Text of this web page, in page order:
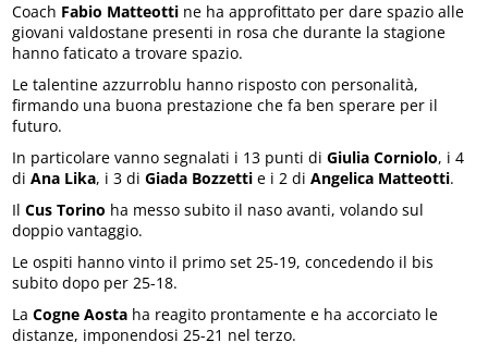
Coach Fabio Matteotti ne ha approfittato per dare spazio alle
giovani valdostane presenti in rosa che durante la stagione
hanno faticato a trovare spazio.
Le talentine azzurroblu hanno risposto con personalità,
firmando una buona prestazione che fa ben sperare per il
futuro.
In particolare vanno segnalati i 13 punti diGiulia Corniolo, i 4
diAna Lika, i 3 diGiada Bozzetti e i 2 diAngelica Matteotti.
IlCus Torino ha messo subito il naso avanti, volando sul
doppio vantaggio.
Le ospiti hanno vinto il primo set 25-19, concedendo il bis
subito dopo per 25-18.
LaCogne Aosta ha reagito prontamente e ha accorciato le
distanze, imponendosi 25-21 nel terzo.